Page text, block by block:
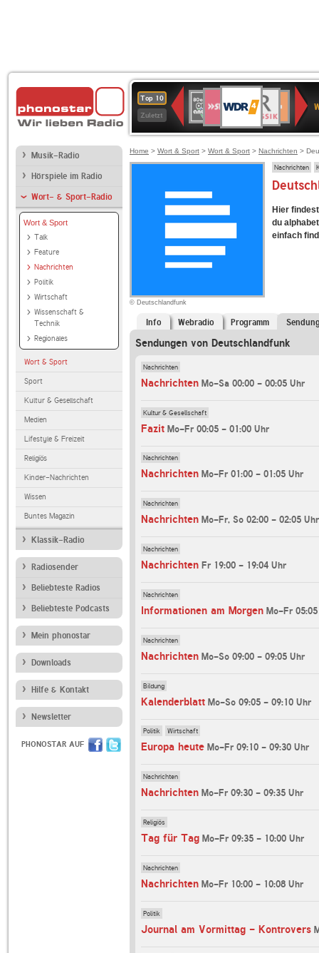
Top 10
Zuletzt
Deutschlandfunk
80er
90er
OLDIE
ANTENNE
4
KLASSIK
Kultur
Kultur
2
Musik-Radio
Hörspiele im Radio
Wort- & Sport-Radio
Wort & Sport
Talk
Feature
Nachrichten
Politik
Wirtschaft
Wissenschaft &
Technik
Regionales
Wort & Sport
Sport
Kultur & Gesellschaft
Medien
Lifestyle & Freizeit
Religiös
Kinder-Nachrichten
Wissen
Buntes Magazin
Klassik-Radio
Radiosender
Beliebteste Radios
Beliebteste Podcasts
Mein phonostar
Downloads
Hilfe & Kontakt
Newsletter
PHONOSTAR AUF
Home > Wort & Sport > Wort & Sport > Nachrichten >
© Deutschlandfunk
Nachrichten
Hier
du
einfach
Info Webradio Programm
Sendungen von Deutschlandfunk
Nachrichten
Nachrichten Mo-Sa 00:00 - 00:05 Uhr
Kultur & Gesellschaft
Fazit Mo-Fr 00:05 - 01:00 Uhr
Nachrichten
Nachrichten Mo-Fr 01:00 - 01:05 Uhr
Nachrichten
Nachrichten Mo-Fr, So 02:00 - 02:05 Uhr
Nachrichten
Nachrichten Fr 19:00 - 19:04 Uhr
Nachrichten
Informationen am Morgen Mo-Fr
Nachrichten
Nachrichten Mo-So 09:00 - 09:05 Uhr
Bildung
Kalenderblatt Mo-So 09:05 - 09:10 Uhr
Politik Wirtschaft
Europa heute Mo-Fr 09:10 - 09:30 Uhr
Nachrichten
Nachrichten Mo-Fr 09:30 - 09:35 Uhr
Religiös
Tag für Tag Mo-Fr 09:35 - 10:00 Uhr
Nachrichten
Nachrichten Mo-Fr 10:00 - 10:08 Uhr
Politik
Journal am Vormittag - Kontrovers